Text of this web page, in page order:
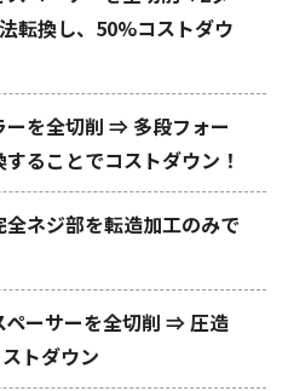
転換し、50%コストダウ
ーを全切削 ⇒ 多段フォー
ることでコストダウン！
ネジ部を転造加工のみで
ペーサーを全切削 ⇒ 圧造
トダウン